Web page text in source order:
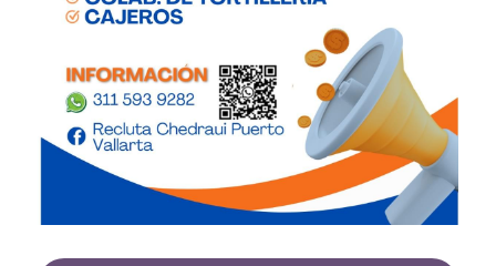
Asesor Comercial
Asesor de credito
asesor de ventas
Asesor de ventas